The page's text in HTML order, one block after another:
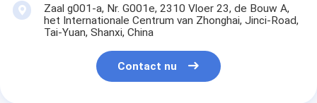
Zaal g001-a, Nr. G001e, 2310 Vloer 23, de Bouw A,
het Internationale Centrum van Zhonghai, Jinci-Road,
Tai-Yuan, Shanxi, China
Contact nu